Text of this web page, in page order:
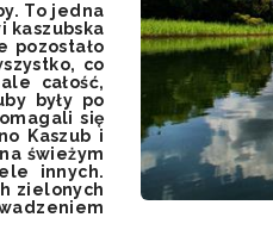
To jedna
kaszubska
pozostało
co
całość,
były po
się
Kaszub i
świeżym
innych.
zielonych